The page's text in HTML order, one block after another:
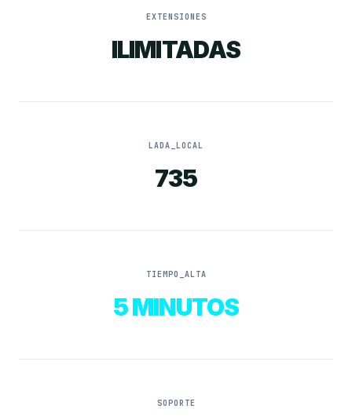
EXTENSIONES
ILIMITADAS
LADA_LOCAL
735
TIEMPO_ALTA
5 MINUTOS
SOPORTE